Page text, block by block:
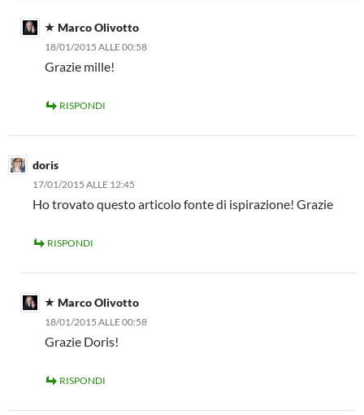
Marco Olivotto
18/01/2015 ALLE 00:58
Grazie mille!
RISPONDI
doris
17/01/2015 ALLE 12:45
Ho trovato questo articolo fonte di ispirazione! Grazie
RISPONDI
Marco Olivotto
18/01/2015 ALLE 00:58
Grazie Doris!
RISPONDI